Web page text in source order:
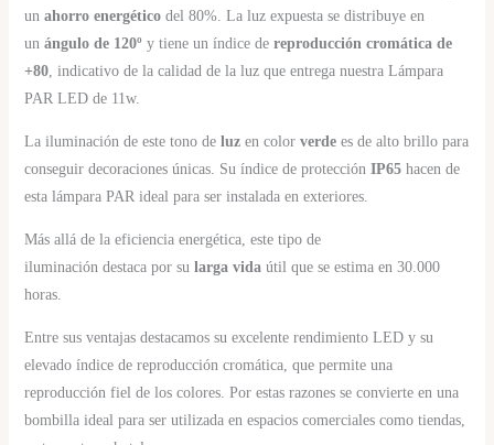
un ahorro energéticodel 80%. La luz expuesta se distribuye en
un ángulo de 120ºy tiene un índice de reproducción cromática de
+80, indicativo de la calidad de la luz que entrega nuestra Lámpara
PAR LED de 11w.
La iluminación de este tono de luzen color verdees de alto brillo para
conseguir decoraciones únicas. Su índice de protecciónIP65 hacen de
esta lámpara PAR ideal para ser instalada en exteriores.
Más allá de la eficiencia energética, este tipo de
iluminación destaca por su larga vidaútil que se estima en 30.000
horas.
Entre sus ventajas destacamos su excelente rendimiento LED y su
elevado índice de reproducción cromática, que permite una
reproducción fiel de los colores. Por estas razones se convierte en una
bombilla ideal para ser utilizada en espacios comerciales como tiendas,